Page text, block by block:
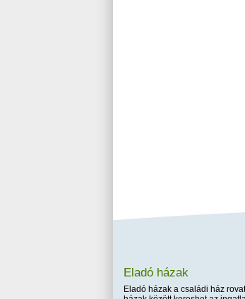
Eladó házak
Eladó házak a családi ház